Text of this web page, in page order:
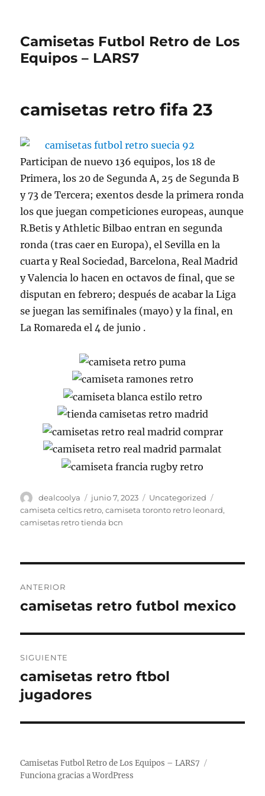
Camisetas Futbol Retro de Los
Equipos – LARS7
camisetas retro fifa 23
Participan de nuevo 136 equipos, los 18 de
Primera, los 20 de Segunda A, 25 de Segunda B
y 73 de Tercera; exentos desde la primera ronda
los que juegan competiciones europeas, aunque
R.Betis y Athletic Bilbao entran en segunda
ronda (tras caer en Europa), el Sevilla en la
cuarta y Real Sociedad, Barcelona, Real Madrid
y Valencia lo hacen en octavos de final, que se
disputan en febrero; después de acabar la Liga
se juegan las semifinales (mayo) y la final, en
La Romareda el 4 de junio .
Autor
dealcoolya
Publicado
el
junio 7, 2023 Categorías
Uncategorized
camiseta celtics retro,camiseta toronto retro leonard,
camisetas retro tienda bcn
de
ANTERIOR
Entrada
camisetas retro futbol mexico
SIGUIENTE
Entrada
siguiente:
camisetas retro ftbol
jugadores
Camisetas Futbol Retro de Los Equipos – LARS7
Funciona gracias a WordPress